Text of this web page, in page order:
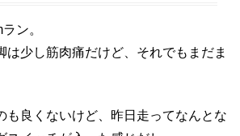
ン。
は少し筋肉痛だけど、それでもまだま
も良くないけど、昨日走ってなんとな